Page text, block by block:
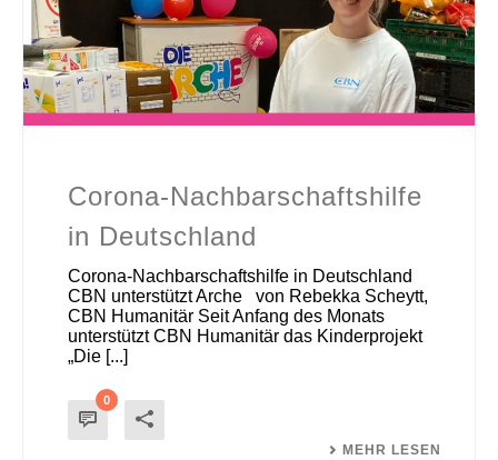
Corona-Nachbarschaftshilfe
in Deutschland
Corona-Nachbarschaftshilfe in Deutschland
CBN unterstützt Arche von Rebekka Scheytt,
CBN Humanitär Seit Anfang des Monats
unterstützt CBN Humanitär das Kinderprojekt
„Die [...]
0
MEHR LESEN